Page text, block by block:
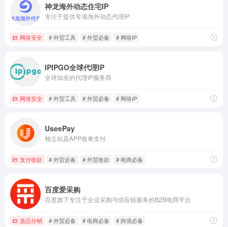
神龙海外动态住宅IP
专注于提供专项海外动态代理IP
网络安全 # 外贸工具 # 外贸必备 # 网络IP
IPIPGO全球代理IP
全球知名的代理IP服务商
网络安全 # 外贸工具 # 外贸必备 # 网络IP
UseePay
独立站及APP收单支付
支付收款 # 外贸必备 # 外贸收款 # 电商必备
百度爱采购
百度旗下专注于企业采购与供应链服务的B2B电商平台
选品分销 # 外贸必备 # 电商必备 # 跨境必备